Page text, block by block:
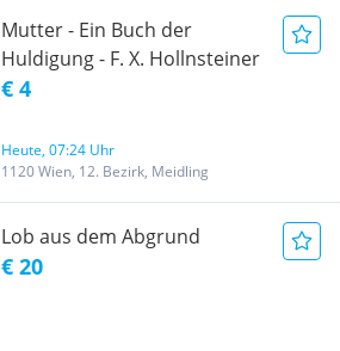
Mutter - Ein Buch der
Huldigung - F. X. Hollnsteiner
€ 4
Heute, 07:24 Uhr
1120 Wien, 12. Bezirk, Meidling
Lob aus dem Abgrund
€ 20